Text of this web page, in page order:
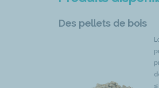
Des pellets de bois